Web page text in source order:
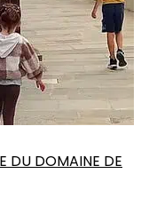
DU DOMAINE DE